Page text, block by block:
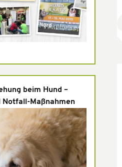
beim Hund –
Notfall-Maßnahmen